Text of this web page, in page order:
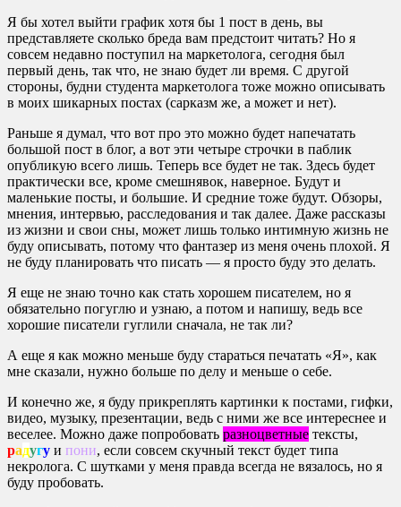
Я бы хотел выйти график хотя бы 1 пост в день, вы
представляете сколько бреда вам предстоит читать? Но я
совсем недавно поступил на маркетолога, сегодня был
первый день, так что, не знаю будет ли время. С другой
стороны, будни студента маркетолога тоже можно описывать
в моих шикарных постах (сарказм же, а может и нет).
Раньше я думал, что вот про это можно будет напечатать
большой пост в блог, а вот эти четыре строчки в паблик
опубликую всего лишь. Теперь все будет не так. Здесь будет
практически все, кроме смешнявок, наверное. Будут и
маленькие посты, и большие. И средние тоже будут. Обзоры,
мнения, интервью, расследования и так далее. Даже рассказы
из жизни и свои сны, может лишь только интимную жизнь не
буду описывать, потому что фантазер из меня очень плохой. Я
не буду планировать что писать — я просто буду это делать.
Я еще не знаю точно как стать хорошем писателем, но я
обязательно погуглю и узнаю, а потом и напишу, ведь все
хорошие писатели гуглили сначала, не так ли?
А еще я как можно меньше буду стараться печатать «Я», как
мне сказали, нужно больше по делу и меньше о себе.
И конечно же, я буду прикреплять картинки к постами, гифки,
видео, музыку, презентации, ведь с ними же все интереснее и
веселее. Можно даже попробовать разноцветные тексты,
радугу и пони, если совсем скучный текст будет типа
некролога. С шутками у меня правда всегда не вязалось, но я
буду пробовать.